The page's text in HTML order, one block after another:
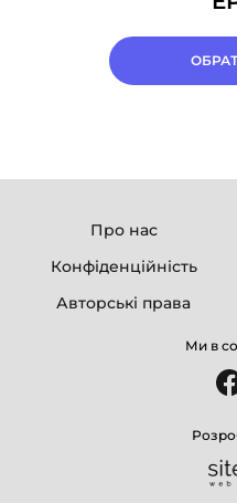
Про нас
Конфіденційність
Авторські права
Ми в